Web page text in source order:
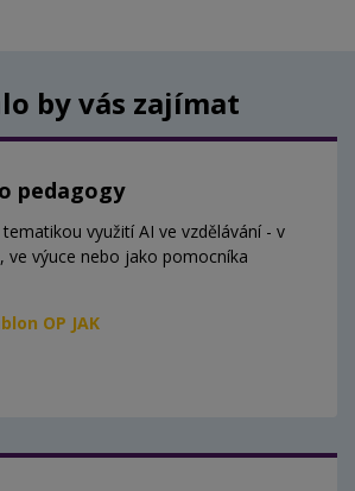
by vás zajímat
pedagogy
využití AI ve vzdělávání - v
ve výuce nebo jako pomocníka
OP JAK